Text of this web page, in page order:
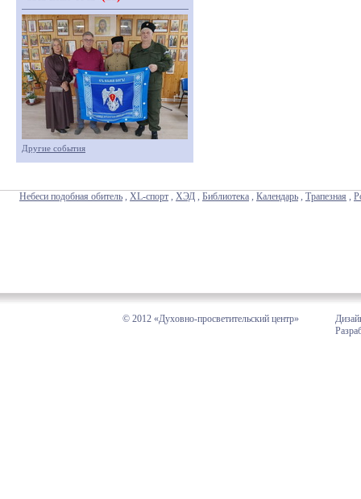
Другие события
Небеси подобная обитель , XL-спорт , ХЭД , Библиотека , Календарь , Трапезная ,
© 2012 «Духовно-просветительский центр»